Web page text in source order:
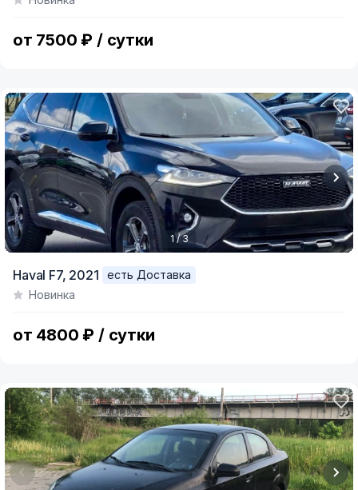
of
от 7500 ₽ / сутки
of
1 / 3
Haval F7, 2021
есть Доставка
Новинка
от 4800 ₽ / сутки